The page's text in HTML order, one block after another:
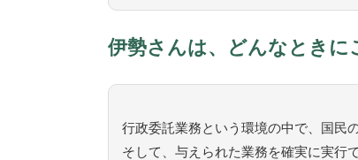
伊勢さんは、どんなときに
行政委託業務という環境の中で、国民
そして、与えられた業務を確実に実行